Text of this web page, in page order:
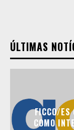
ÚLTIMAS
FICCO/ES
COMO